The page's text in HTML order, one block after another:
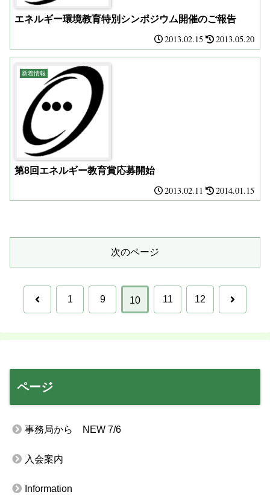
エネルギー環境教育特別シンポジウム開催のご報告
2013.02.15 2013.05.20
新着情報
第8回エネルギー教育賞応募開始
2013.02.11 2014.01.15
次のページ
前 1 9 10 11 12 次
ページ
事務局から NEW 7/6
入会案内
Information